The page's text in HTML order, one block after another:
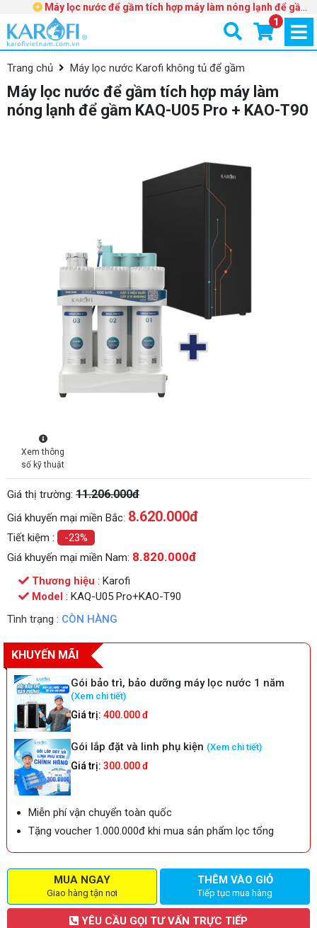
Máy lọc nước để gầm tích hợp máy làm nóng lạnh để gầm
KAQ-U05 Pro + KAO-T90
1
Trang chủ Máy lọc nước Karofi không tủ để gầm
Máy lọc nước để gầm tích hợp máy làm
nóng lạnh để gầm KAQ-U05 Pro + KAO-T90
Xem thông
số kỹ thuật
Giá thị trường: 11.206.000đ
Giá khuyến mại miền Bắc: 8.620.000đ
Tiết kiệm :
-23%
Giá khuyến mại miền Nam: 8.820.000đ
Thương hiệu : Karofi
Model : KAQ-U05 Pro+KAO-T90
Tình trạng : CÒN HÀNG
KHUYẾN MÃI
Miễn phí vận chuyển toàn quốc
Tặng voucher 1.000.000đ khi mua sản phẩm lọc tổng
Gói lắp đặt và linh phụ kiện (Xem chi tiết)
Giá trị: 300.000 đ
Gói bảo trì, bảo dưỡng máy lọc nước 1 năm
(Xem chi tiết)
Giá trị: 400.000 đ
MUA NGAY
Giao hàng tận nơi
THÊM VÀO GIỎ
Tiếp tục mua hàng
YÊU CẦU GỌI TƯ VẤN TRỰC TIẾP